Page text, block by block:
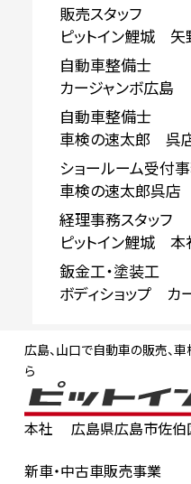
販売スタッフ
ピットイン鯉城 矢
自動車整備士
カージャンボ広島
自動車整備士
車検の速太郎 呉
ショールーム受付
車検の速太郎呉店
経理事務スタッフ
ピットイン鯉城 本
鈑金工・塗装工
ボディショップ カ
広島、山口で自動車の販売、車
ら
本社
広島県広島市佐
新車・中古車販売事業